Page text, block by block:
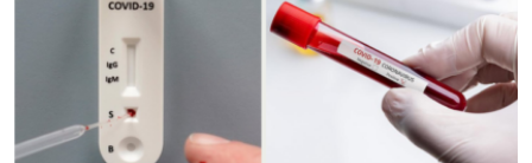
FOTOQALEREYA
İNFOQRAFIKA
KARIKATURA
RADIO ARXIV
AZƏRBAYCAN ƏDƏBIYYATI KITABXANASI
İSLAM VƏ DEMOKRATIYA
HAQQIMIZDA
PEŞƏ ETIKASI VƏ JURNALISTIKA STANDARTLARIMIZ